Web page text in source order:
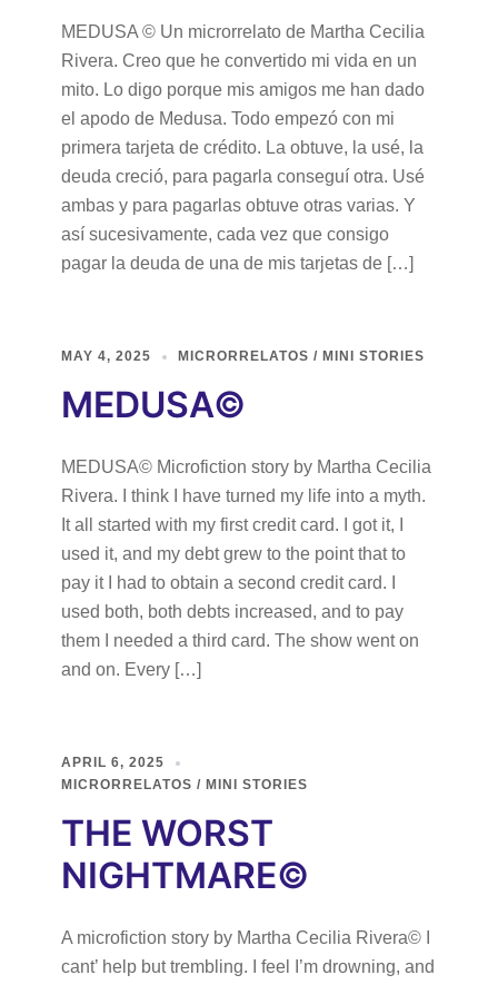
MEDUSA © Un microrrelato de Martha Cecilia
Rivera. Creo que he convertido mi vida en un
mito. Lo digo porque mis amigos me han dado
el apodo de Medusa. Todo empezó con mi
primera tarjeta de crédito. La obtuve, la usé, la
deuda creció, para pagarla conseguí otra. Usé
ambas y para pagarlas obtuve otras varias. Y
así sucesivamente, cada vez que consigo
pagar la deuda de una de mis tarjetas de […]
MAY 4, 2025 MICRORRELATOS / MINI STORIES
MEDUSA©
MEDUSA© Microfiction story by Martha Cecilia
Rivera. I think I have turned my life into a myth.
It all started with my first credit card. I got it, I
used it, and my debt grew to the point that to
pay it I had to obtain a second credit card. I
used both, both debts increased, and to pay
them I needed a third card. The show went on
and on. Every […]
APRIL 6, 2025
MICRORRELATOS / MINI STORIES
THE WORST
NIGHTMARE©
A microfiction story by Martha Cecilia Rivera© I
cant’ help but trembling. I feel I’m drowning, and